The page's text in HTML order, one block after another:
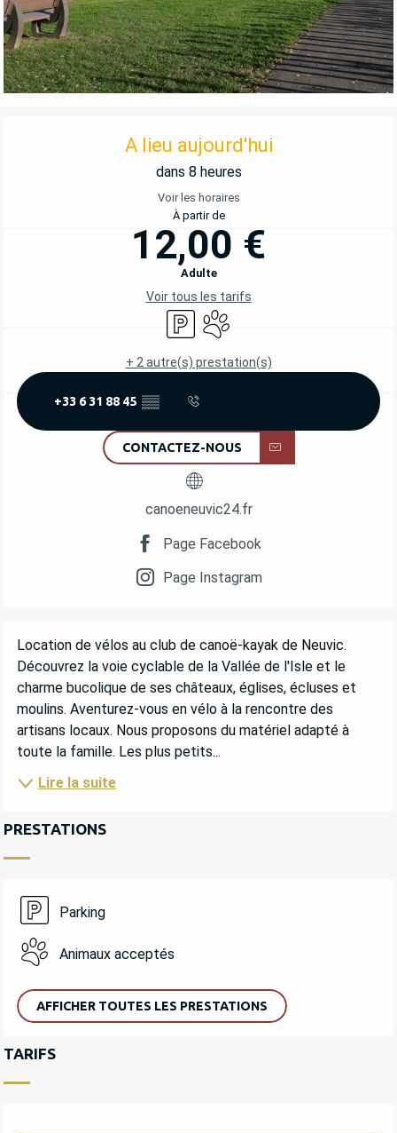
OUVERTURE ET COORDONNÉES
A lieu aujourd'hui
dans 8 heures
Voir les horaires
À partir de
12,00 €
Adulte
Voir tous les tarifs
ParkingAnimaux acceptés
+ 2 autre(s) prestation(s)
+33 6 31 88 45 ▒▒
CONTACTEZ-NOUS
canoeneuvic24.fr
Page Facebook
Page Instagram
DESCRIPTION
Location de vélos au club de canoë-kayak de Neuvic.
Découvrez la voie cyclable de la Vallée de l'Isle et le
charme bucolique de ses châteaux, églises, écluses et
moulins. Aventurez-vous en vélo à la rencontre des
artisans locaux. Nous proposons du matériel adapté à
toute la famille. Les plus petits...
Lire la suite
PRESTATIONS
Parking
Animaux acceptés
AFFICHER TOUTES LES PRESTATIONS
TARIFS